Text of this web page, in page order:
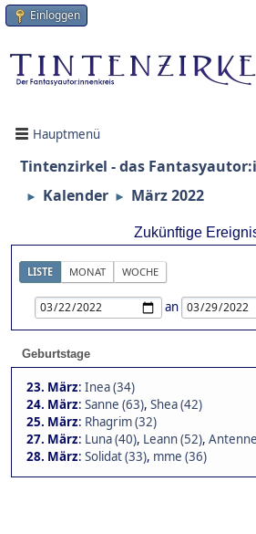
Einloggen
Hauptmenü
Tintenzirkel - das
► Kalender ► März 2022
Zukünftige
LISTE MONAT WOCHE
an
Geburtstage
23. März: Inea (34)
24. März: Sanne (63), Shea (42)
25. März: Rhagrim (32)
27. März: Luna (40), Leann (52),
28. März: Solidat (33), mme (36)